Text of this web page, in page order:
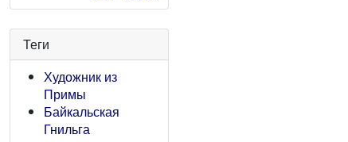
Теги
Художник из
Примы
Байкальская
Гнильга